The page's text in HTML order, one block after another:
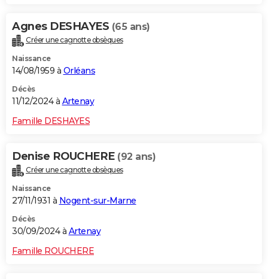
Agnes DESHAYES (65 ans)
Créer une cagnotte obsèques
Naissance
14/08/1959 à Orléans
Décès
11/12/2024 à Artenay
Famille DESHAYES
Denise ROUCHERE (92 ans)
Créer une cagnotte obsèques
Naissance
27/11/1931 à Nogent-sur-Marne
Décès
30/09/2024 à Artenay
Famille ROUCHERE